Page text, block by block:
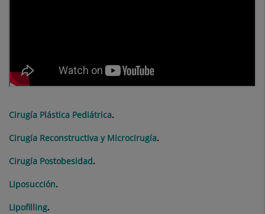
Cirugía Plástica Pediátrica.
Cirugía Reconstructiva y Microcirugía.
Cirugía Postobesidad.
Liposucción.
Lipofilling.